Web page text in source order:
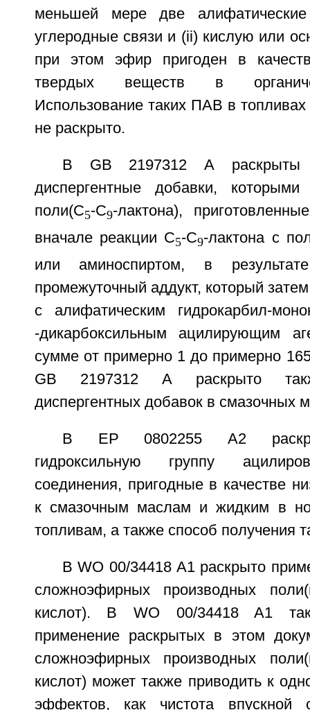
меньшей мере две
углеродные связи и (ii) кислую или
при этом эфир пригоден в
твердых веществ в
Использование таких ПАВ в
не раскрыто.
В GB 2197312 А раскрыты
диспергентные добавки,
поли(С5-С9-лактона),
вначале реакции С5-С9-лактона с
или аминоспиртом, в
промежуточный аддукт, который
с алифатическим гидрокарбил-
-дикарбоксильным ацилирующим
сумме от примерно 1 до примерно
GB 2197312 А раскрыто
диспергентных добавок в смазочных
В ЕР 0802255 А2
гидроксильную группу
соединения, пригодные в качестве
к смазочным маслам и жидким в
топливам, а также способ получения
В WO 00/34418 A1 раскрыто
сложноэфирных производных
кислот). В WO 00/34418 A1
применение раскрытых в этом
сложноэфирных производных
кислот) может также приводить к
эффектов, как чистота впускной